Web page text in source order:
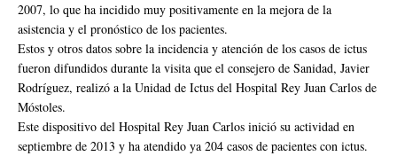
2007, lo que ha incidido muy positivamente en la mejora de la
asistencia y el pronóstico de los pacientes.
Estos y otros datos sobre la incidencia y atención de los casos de ictus
fueron difundidos durante la visita que el consejero de Sanidad, Javier
Rodríguez, realizó a la Unidad de Ictus del Hospital Rey Juan Carlos de
Móstoles.
Este dispositivo del Hospital Rey Juan Carlos inició su actividad en
septiembre de 2013 y ha atendido ya 204 casos de pacientes con ictus.